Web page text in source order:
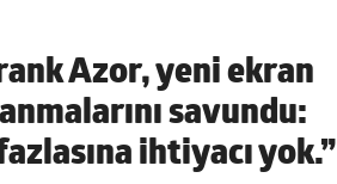
Azor, yeni ekran
savundu:
ihtiyacı yok.”